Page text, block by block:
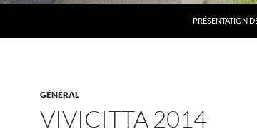
PRÉSENTATION
GÉNÉRAL
VIVICITTA 2014